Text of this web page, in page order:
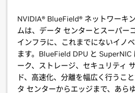
NVIDIA® BlueField® ネットワーキ
ムは、データ センターとスーパー
インフラに、これまでにないイノ
ます。BlueField DPU と SuperNIC
ーク、ストレージ、セキュリティ
ド、高速化、分離を幅広く行うこ
タ センターからエッジまで、あら